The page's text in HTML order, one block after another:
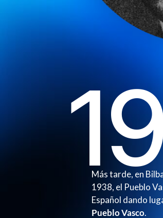
Más tarde, en
1938, el Pueblo
Español dando
Pueblo Vasco.